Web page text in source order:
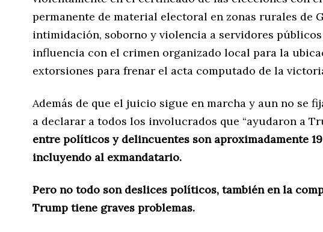
permanente de material electoral en zonas rurales de
intimidación, soborno y violencia a servidores
influencia con el crimen organizado local para la
extorsiones para frenar el acta computado de la
Además de que el juicio sigue en marcha y aun no se
a declarar a todos los involucrados que “ayudaron a
entre políticos y delincuentes son aproximadamente
incluyendo al exmandatario.
Pero no todo son deslices políticos, también en la
Trump tiene graves problemas.